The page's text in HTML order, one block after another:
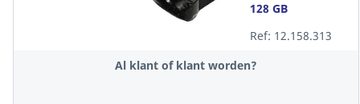
128 GB
Ref: 12.158.313
Al klant of klant worden?